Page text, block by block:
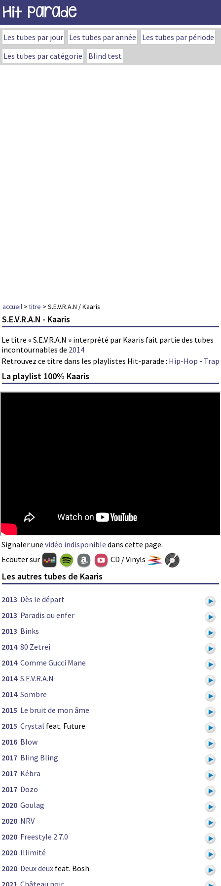
Hit Parade
Les tubes par jour Les tubes par année
Les tubes par période
Les tubes par catégorie
Blind test
accueil >titre > S.E.V.R.A.N / Kaaris
S.E.V.R.A.N - Kaaris
Le titre « S.E.V.R.A.N » interprété par Kaaris fait partie des tubes
incontournables de 2014
Retrouvez ce titre dans les playlistes Hit-parade : Hip-Hop - Trap
La playlist 100% Kaaris
Signaler une vidéo indisponible dans cette page.
Ecouter sur
CD / Vinyls
Les autres tubes de Kaaris
2013 Dès le départ
2013 Paradis ou enfer
2013 Binks
2014 80 Zetrei
2014 Comme Gucci Mane
2014 S.E.V.R.A.N
2014 Sombre
2015 Le bruit de mon âme
2015 Crystal feat. Future
2016 Blow
2017 Bling Bling
2017 Kébra
2017 Dozo
2020 Goulag
2020 NRV
2020 Freestyle 2.7.0
2020 Illimité
2020 Deux deux feat. Bosh